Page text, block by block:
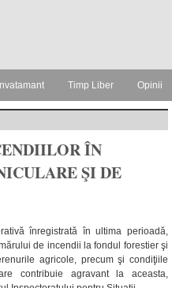
Timp Liber Opinii
ÎN
ŞI DE
înregistrată în ultima perioadă,
de incendii la fondul forestier şi
agricole, precum şi condiţiile
contribuie agravant la aceasta,